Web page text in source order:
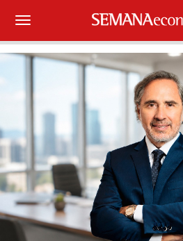
Suscríbase
¿Qué está pasando?
Sectores y Empresas
Management